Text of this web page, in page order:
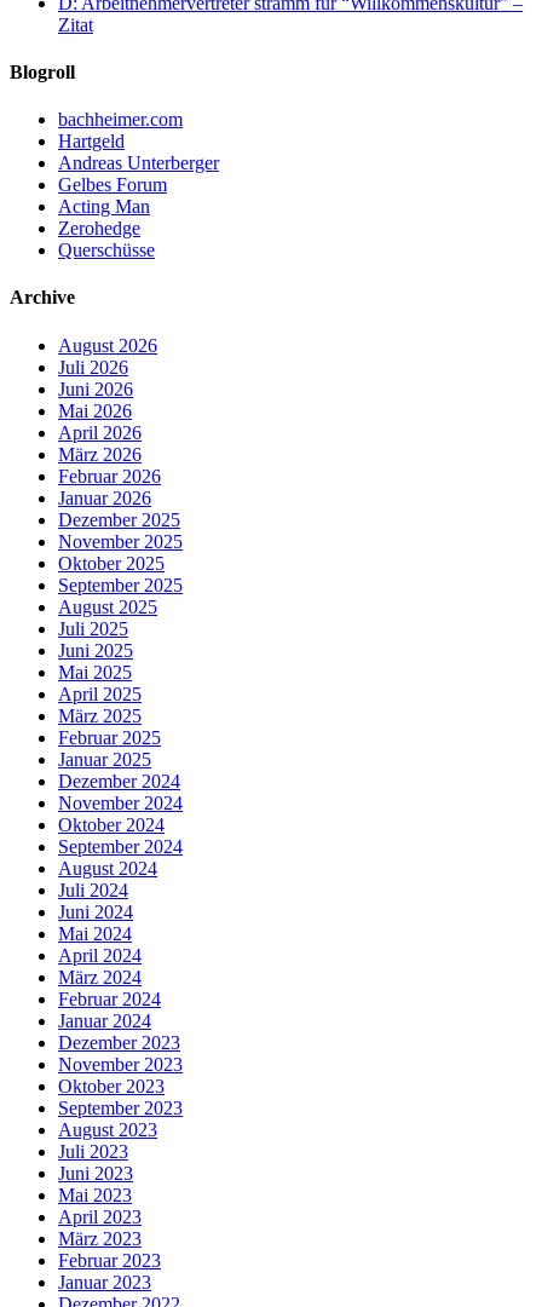
Zitat
Blogroll
bachheimer.com
Hartgeld
Andreas Unterberger
Gelbes Forum
Acting Man
Zerohedge
Querschüsse
Archive
August 2026
Juli 2026
Juni 2026
Mai 2026
April 2026
März 2026
Februar 2026
Januar 2026
Dezember 2025
November 2025
Oktober 2025
September 2025
August 2025
Juli 2025
Juni 2025
Mai 2025
April 2025
März 2025
Februar 2025
Januar 2025
Dezember 2024
November 2024
Oktober 2024
September 2024
August 2024
Juli 2024
Juni 2024
Mai 2024
April 2024
März 2024
Februar 2024
Januar 2024
Dezember 2023
November 2023
Oktober 2023
September 2023
August 2023
Juli 2023
Juni 2023
Mai 2023
April 2023
März 2023
Februar 2023
Januar 2023